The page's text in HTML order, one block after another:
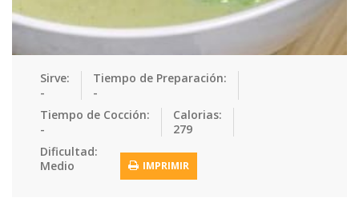
Pescados Platos Fue… Pollo
Postres Recetas de… Recetas Do… Recetas Fá…
Recetas Na…
Sandwiches Snacks
Tacos
Sirve:
-
Tiempo de Preparación:
-
Tiempo de Cocción:
-
Calorias:
279
Dificultad:
Medio
IMPRIMIR